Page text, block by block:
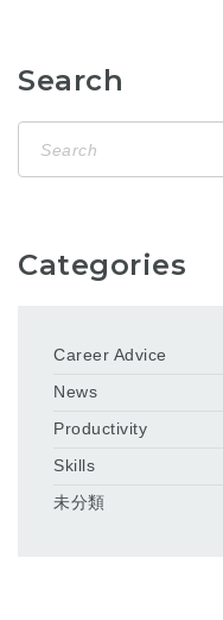
Search
Categories
Career Advice
News
Productivity
Skills
未分類